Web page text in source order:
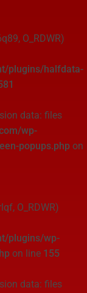
O_RDWR)
plugins/halfdata-
data: files
wp-
popups.php on
O_RDWR)
plugins/wp-
on line 155
data: files